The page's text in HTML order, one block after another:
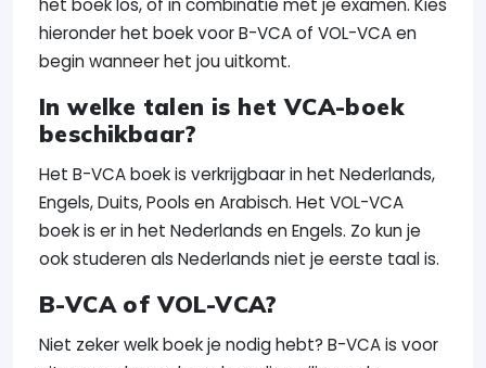
het boek los, of in combinatie met je examen. Kies
hieronder het boek voor B-VCA of VOL-VCA en
begin wanneer het jou uitkomt.
In welke talen is het VCA-boek
beschikbaar?
Het B-VCA boek is verkrijgbaar in het Nederlands,
Engels, Duits, Pools en Arabisch. Het VOL-VCA
boek is er in het Nederlands en Engels. Zo kun je
ook studeren als Nederlands niet je eerste taal is.
B-VCA of VOL-VCA?
Niet zeker welk boek je nodig hebt? B-VCA is voor